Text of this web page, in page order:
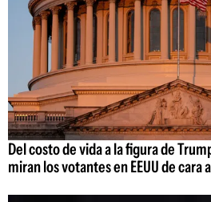
Del costo de vida a la figura de
miran los votantes en EEUU de cara